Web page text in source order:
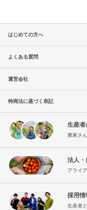
はじめての方へ
よくある質問
運営会社
特商法に基づく表記
生産者
農家さ
法人・
アライ
採用情
生産者